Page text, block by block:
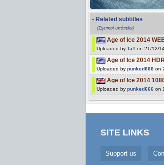
- Related subtitles
(Σχετικοί υπότιτλοι)
Age of Ice 2014
Uploaded by TaT on 21/12/
Age of Ice 2014
Uploaded by punked666 on
Age of Ice 2014
Uploaded by punked666 on
SITE LINKS
Support us